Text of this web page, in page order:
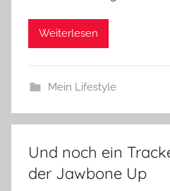
Weiterlesen
Mein Lifestyle
Und noch ein
der Jawbone Up